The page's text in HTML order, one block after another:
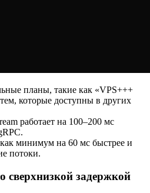
планы, такие как «VPS+++
которые доступны в других
работает на 100–200 мс
минимум на 60 мс быстрее и
потоки.
сверхнизкой задержкой